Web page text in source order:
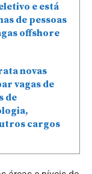
e está
de pessoas
offshore
novas
vagas de
de
cargos